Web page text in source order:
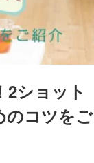
ショット
のコツをご